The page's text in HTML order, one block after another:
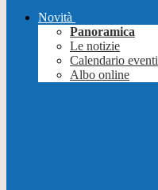
Novità
Panoramica
Le notizie
Calendario eventi
Albo online